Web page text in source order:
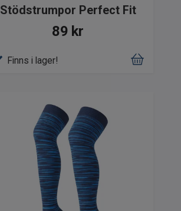
Stödstrumpor Perfect Fit
89 kr
Finns i lager!